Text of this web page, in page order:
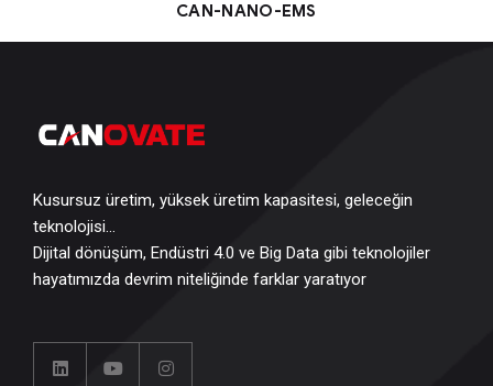
CAN-NANO-EMS
Kusursuz üretim, yüksek üretim kapasitesi, geleceğin
teknolojisi…
Dijital dönüşüm, Endüstri 4.0 ve Big Data gibi teknolojiler
hayatımızda devrim niteliğinde farklar yaratıyor